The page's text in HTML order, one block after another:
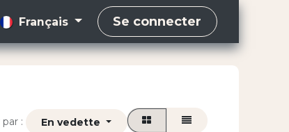
Français Se connecter
par : En vedette